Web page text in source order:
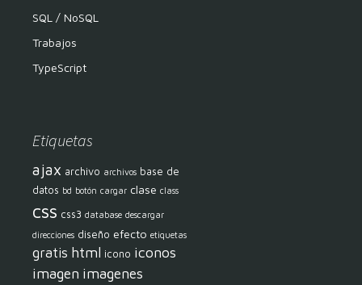
SQL / NoSQL
Trabajos
TypeScript
Etiquetas
ajax archivo archivos base de
datos bd botón cargar clase class
css css3 database descargar
direcciones diseño efecto etiquetas
gratis html icono iconos
imagen imagenes